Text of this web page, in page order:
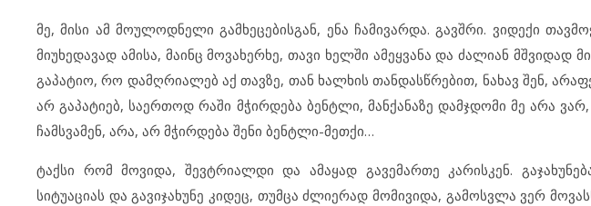
მე, მისი ამ მოულოდნელი გამხეცებისგან, ენა ჩამივარდა. გავშრი. ვიდექი
მიუხედავად ამისა, მაინც მოვახერხე, თავი ხელში ამეყვანა და ძალიან მშვიდად
გაპატიო, რო დამღრიალებ აქ თავზე, თან ხალხის თანდასწრებით, ნახავ შენ,
არ გაპატიებ, საერთოდ რაში მჭირდება ბენტლი, მანქანაზე დამჯდომი მე არა
ჩამსვამენ, არა, არ მჭირდება შენი ბენტლი-მეთქი…
ტაქსი რომ მოვიდა, შევტრიალდი და ამაყად გავემართე კარისკენ.
სიტუაციას და გავიჯახუნე კიდეც, თუმცა ძლიერად მომივიდა, გამოსვლა ვერ